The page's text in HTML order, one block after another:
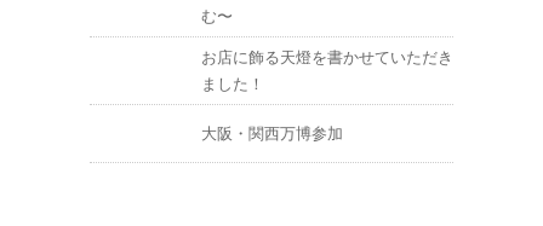
む〜
お店に飾る天燈を書かせていただき
ました！
大阪・関西万博参加